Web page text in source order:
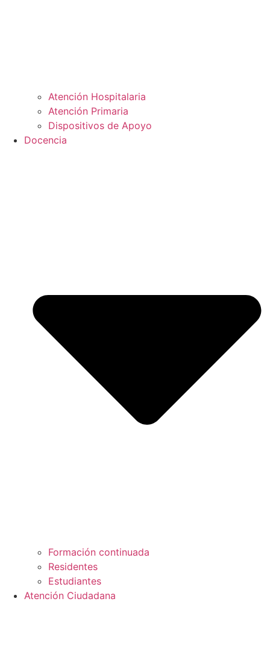
Atención Hospitalaria
Atención Primaria
Dispositivos de Apoyo
Docencia
Formación continuada
Residentes
Estudiantes
Atención Ciudadana